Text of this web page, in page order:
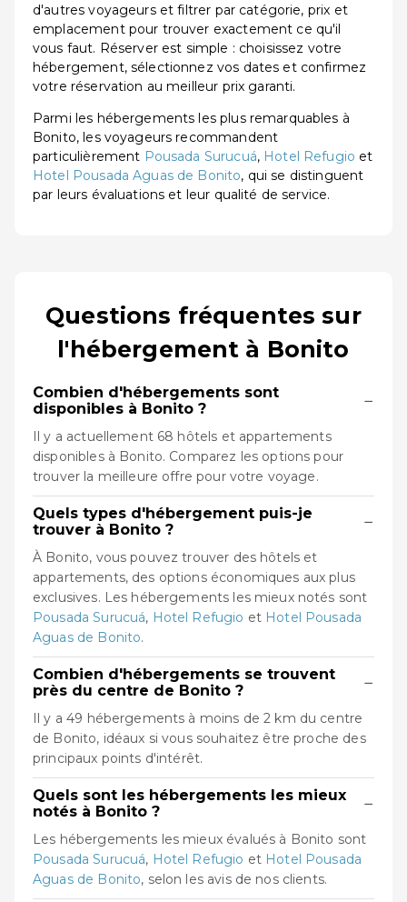
d'autres voyageurs et filtrer par catégorie, prix et
emplacement pour trouver exactement ce qu'il
vous faut. Réserver est simple : choisissez votre
hébergement, sélectionnez vos dates et confirmez
votre réservation au meilleur prix garanti.
Parmi les hébergements les plus remarquables à
Bonito, les voyageurs recommandent
particulièrement Pousada Surucuá, Hotel Refugio et
Hotel Pousada Aguas de Bonito, qui se distinguent
par leurs évaluations et leur qualité de service.
Questions fréquentes sur
l'hébergement à Bonito
Combien d'hébergements sont
disponibles à Bonito ?
−
Il y a actuellement 68 hôtels et appartements
disponibles à Bonito. Comparez les options pour
trouver la meilleure offre pour votre voyage.
Quels types d'hébergement puis-je
trouver à Bonito ?
−
À Bonito, vous pouvez trouver des hôtels et
appartements, des options économiques aux plus
exclusives. Les hébergements les mieux notés sont
Pousada Surucuá, Hotel Refugio et Hotel Pousada
Aguas de Bonito.
Combien d'hébergements se trouvent
près du centre de Bonito ?
−
Il y a 49 hébergements à moins de 2 km du centre
de Bonito, idéaux si vous souhaitez être proche des
principaux points d'intérêt.
Quels sont les hébergements les mieux
notés à Bonito ?
−
Les hébergements les mieux évalués à Bonito sont
Pousada Surucuá, Hotel Refugio et Hotel Pousada
Aguas de Bonito, selon les avis de nos clients.